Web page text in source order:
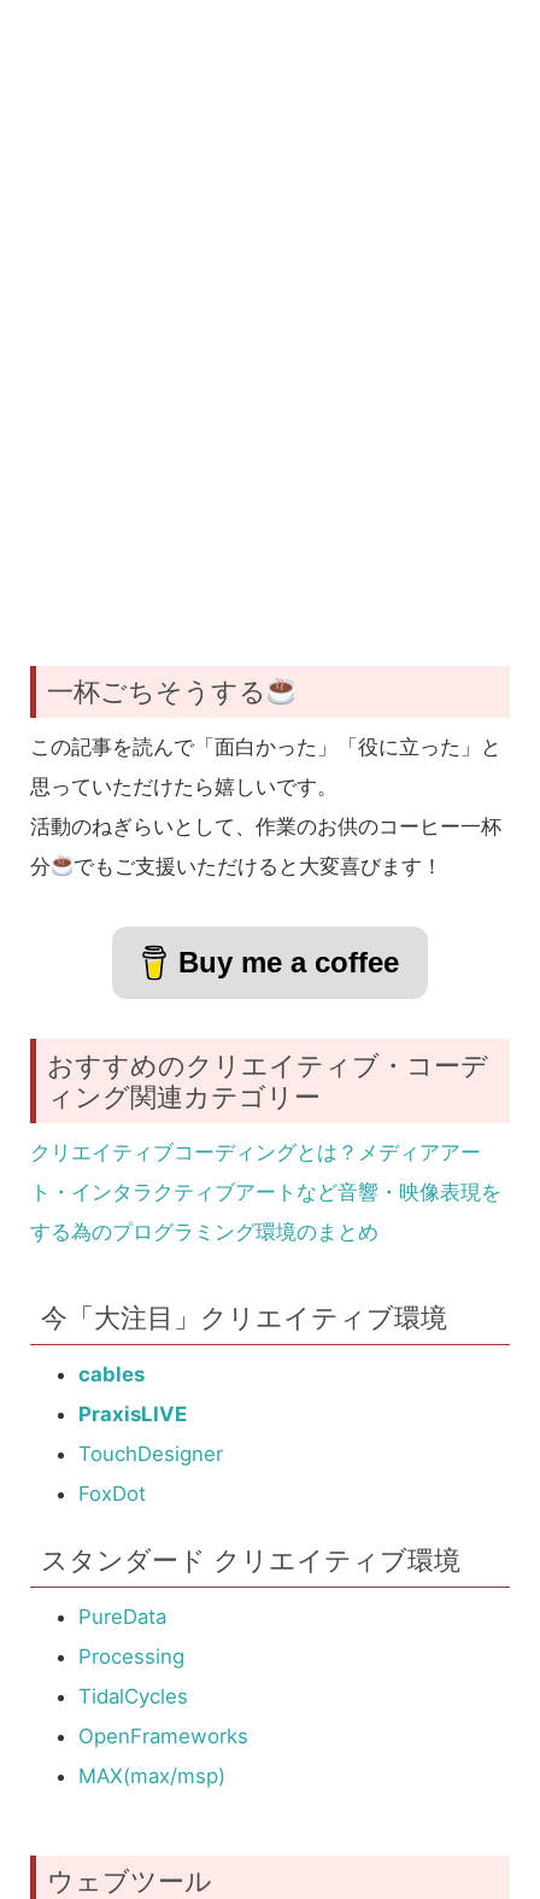
一杯ごちそうする
この記事を読んで「面白かった」「役に立った」と
思っていただけたら嬉しいです。
活動のねぎらいとして、作業のお供のコーヒー一杯
分
でもご支援いただけると大変喜びます！
Buy me a coffee
おすすめのクリエイティブ・コーデ
ィング関連カテゴリー
クリエイティブコーディングとは？メディアアー
ト・インタラクティブアートなど音響・映像表現を
する為のプログラミング環境のまとめ
今「大注目」クリエイティブ環境
cables
PraxisLIVE
TouchDesigner
FoxDot
スタンダード クリエイティブ環境
PureData
Processing
TidalCycles
OpenFrameworks
MAX(max/msp)
ウェブツール